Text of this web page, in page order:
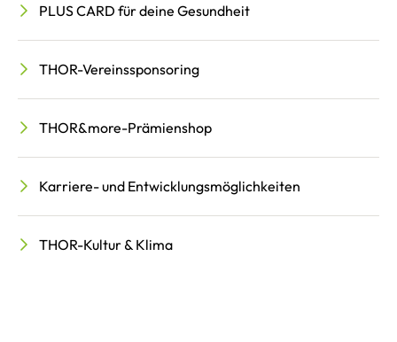
PLUS CARD für deine Gesundheit
THOR-Vereinssponsoring
THOR&more-Prämienshop
Karriere- und Entwicklungsmöglichkeiten
THOR-Kultur & Klima